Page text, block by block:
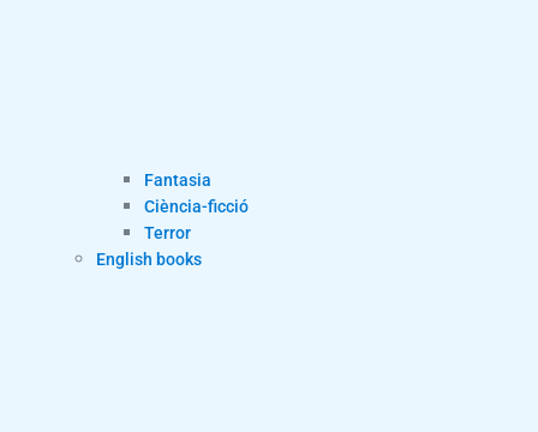
Fantasia
Ciència-ficció
Terror
English books